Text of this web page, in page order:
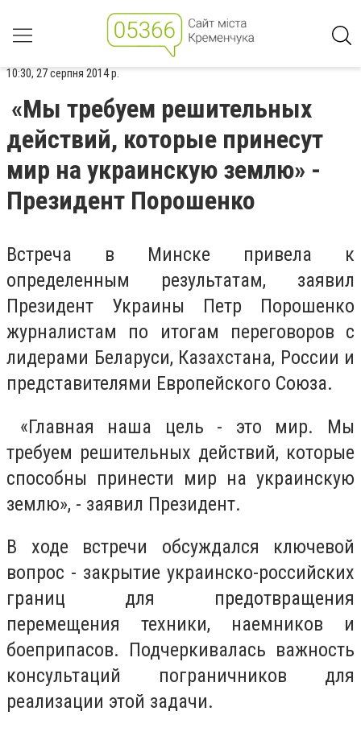
10:30, 27 серпня 2014 р.
«Мы требуем решительных
действий, которые принесут
мир на украинскую землю» -
Президент Порошенко
Встреча в Минске привела к
определенным результатам, заявил
Президент Украины Петр Порошенко
журналистам по итогам переговоров с
лидерами Беларуси, Казахстана, России и
представителями Европейского Союза.
«Главная наша цель - это мир. Мы
требуем решительных действий, которые
способны принести мир на украинскую
землю», - заявил Президент.
В ходе встречи обсуждался ключевой
вопрос - закрытие украинско-российских
границ для предотвращения
перемещения техники, наемников и
боеприпасов. Подчеркивалась важность
консультаций пограничников для
реализации этой задачи.